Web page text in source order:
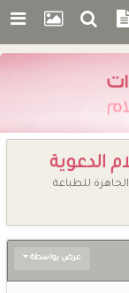
الدعوية
للطباعة
عرض بواسطة